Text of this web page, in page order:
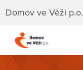
Domov ve Věži p.o.